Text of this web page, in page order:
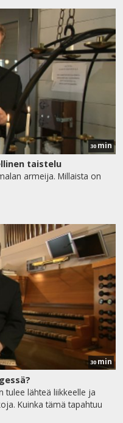
30 min
taistelu
armeija. Millaista on
30min
tulee lähteä liikkeelle ja
Kuinka tämä tapahtuu